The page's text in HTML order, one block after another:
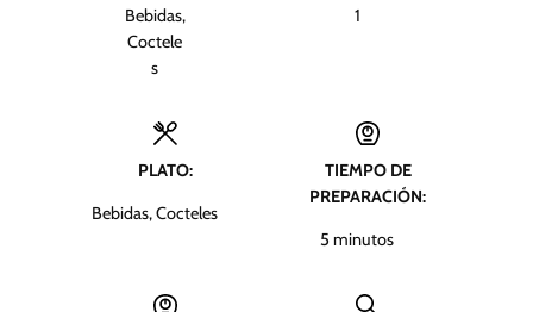
Bebidas,
Coctele
s
1
PLATO:
Bebidas, Cocteles
TIEMPO DE
PREPARACIÓN:
5 m
minutos